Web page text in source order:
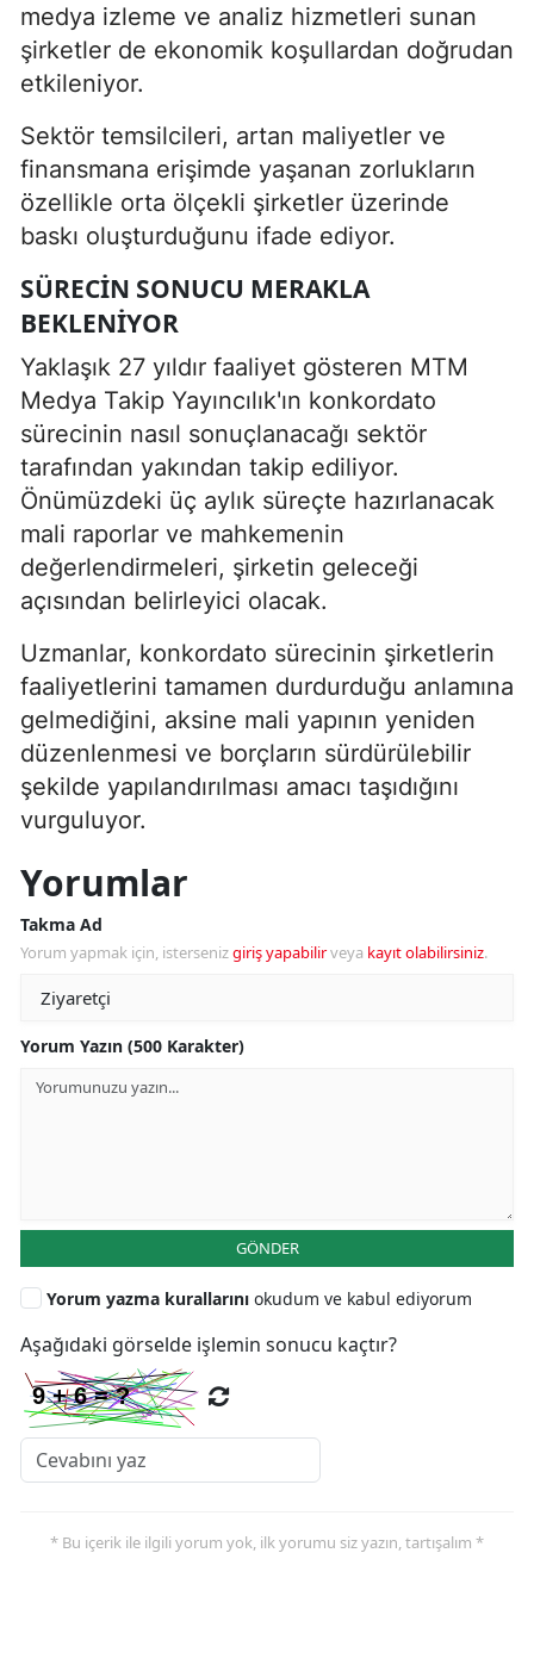
medya izleme ve analiz hizmetleri sunan
şirketler de ekonomik koşullardan doğrudan
etkileniyor.
Sektör temsilcileri, artan maliyetler ve
finansmana erişimde yaşanan zorlukların
özellikle orta ölçekli şirketler üzerinde
baskı oluşturduğunu ifade ediyor.
SÜRECIN SONUCU MERAKLA
BEKLENIYOR
Yaklaşık 27 yıldır faaliyet gösteren MTM
Medya Takip Yayıncılık'ın konkordato
sürecinin nasıl sonuçlanacağı sektör
tarafından yakından takip ediliyor.
Önümüzdeki üç aylık süreçte hazırlanacak
mali raporlar ve mahkemenin
değerlendirmeleri, şirketin geleceği
açısından belirleyici olacak.
Uzmanlar, konkordato sürecinin şirketlerin
faaliyetlerini tamamen durdurduğu anlamına
gelmediğini, aksine mali yapının yeniden
düzenlenmesi ve borçların sürdürülebilir
şekilde yapılandırılması amacı taşıdığını
vurguluyor.
Yorumlar
Takma Ad
Yorum yapmak için, istersenizgiriş yapabilirveya kayıt olabilirsiniz.
Yorum Yazın (500 Karakter)
GÖNDER
Yorum yazma kurallarını okudum ve kabul ediyorum
Aşağıdaki görselde işlemin sonucu kaçtır?
* Bu içerik ile ilgili yorum yok, ilk yorumu siz yazın, tartışalım *